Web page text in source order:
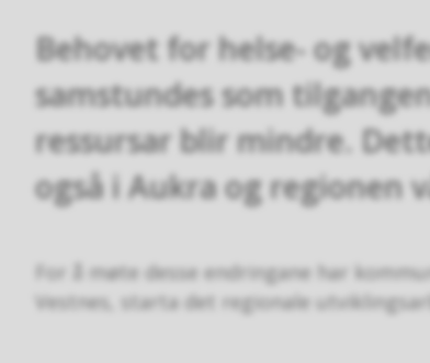
Behovet for helse- og
samstundes som
ressursar blir mindre.
også i Aukra og regionen
For å møte desse endringane har
Vestnes, starta det regionale